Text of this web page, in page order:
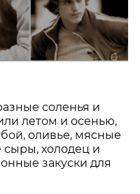
соленья и
летом и осенью,
оливье, мясные
сыры, холодец и
закуски для